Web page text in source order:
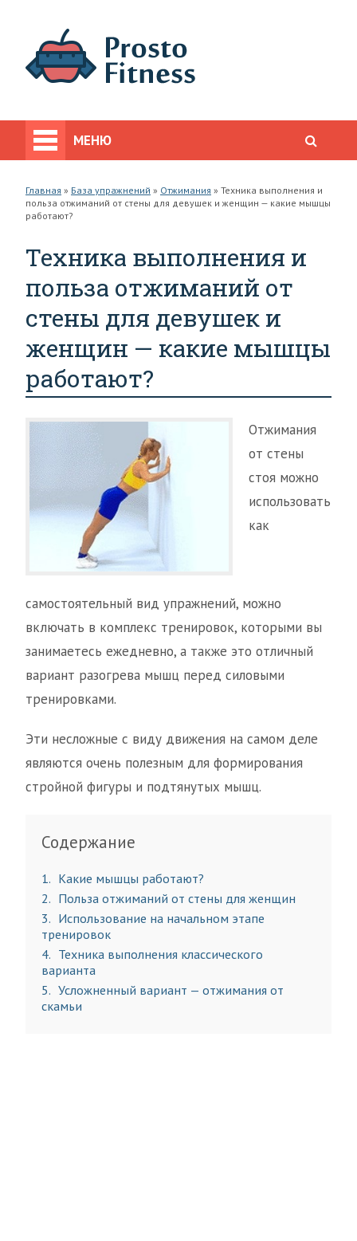
МЕНЮ
Главная » База упражнений » Отжимания » Техника выполнения и
польза отжиманий от стены для девушек и женщин — какие мышцы
работают?
Техника выполнения и
польза отжиманий от
стены для девушек и
женщин — какие мышцы
работают?
Отжимания
от стены
стоя можно
использовать
как
самостоятельный вид упражнений, можно
включать в комплекс тренировок, которыми вы
занимаетесь ежедневно, а также это отличный
вариант разогрева мышц перед силовыми
тренировками.
Эти несложные с виду движения на самом деле
являются очень полезным для формирования
стройной фигуры и подтянутых мышц.
Содержание
1
Какие мышцы работают?
2
Польза отжиманий от стены для женщин
3
Использование на начальном этапе
тренировок
4
Техника выполнения классического
варианта
5
Усложненный вариант — отжимания от
скамьи